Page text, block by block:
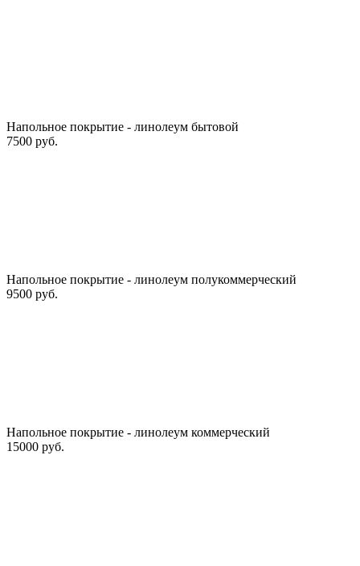
Напольное покрытие - линолеум бытовой
7500 руб.
Напольное покрытие - линолеум полукоммерческий
9500 руб.
Напольное покрытие - линолеум коммерческий
15000 руб.